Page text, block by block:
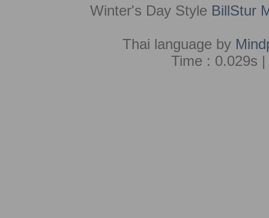
Winter's Day Style BillStur
Thai language by
Time : 0.029s